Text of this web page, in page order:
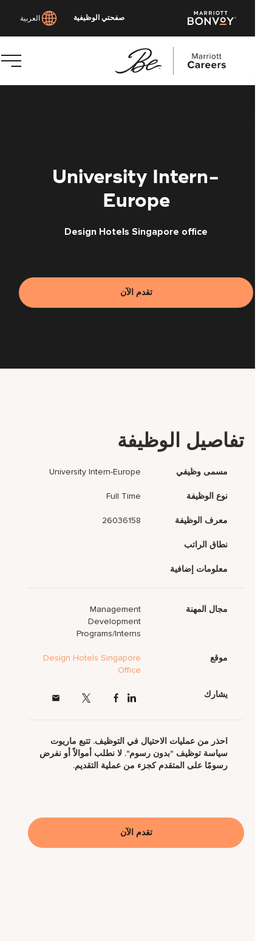
صفحتي الوظيفية العربية
University Intern-
Europe
Design Hotels Singapore office
تقدم الآن
تفاصيل الوظيفة
مسمى وظيفي University Intern-Europe
نوع الوظيفة Full Time
معرف الوظيفة 26036158
نطاق الراتب
معلومات إضافية
مجال المهنة
Management
Development
Programs/Interns
Design Hotels Singapore
Office
يشارك
احذر من عمليات الاحتيال في التوظيف. تتبع ماريوت
سياسة توظيف "بدون رسوم". لا نطلب أموالاً أو نفرض
رسومًا على المتقدم كجزء من عملية التقديم.
تقدم الآن